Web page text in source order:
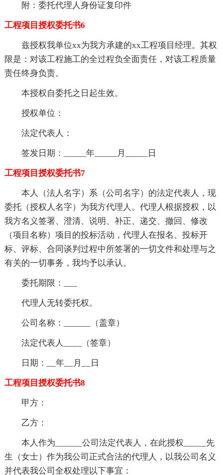
附：委托代理人身份证复印件
工程项目授权委托书6
兹授权我单位xx为我方承建的xx工程项目经理。其权
限是：对该工程施工的全过程负全面责任，对该工程质量
责任终身负责。
本授权自委托之日起生效。
授权单位：
法定代表人：
签发日期：_____年_____月_____日
工程项目授权委托书7
本人（法人名字）系（公司名字）的法定代表人，现
委托（授权人名字）为我方代理人。代理人根据授权，以
我方名义签署、澄清、说明、补正、递交、撤回、修改
（项目名称）项目的投标活动，代理人在报名、投标开
标、评标、合同谈判过程中所签署的一切文件和处理与之
有关的一切事务，我均予以承认。
委托期限：___
代理人无转委托权。
公司名称：______（盖章）
法定代表人____（签章）
日期：__年__月__日
工程项目授权委托书8
甲方：
乙方：
本人作为______公司法定代表人，在此授权_____先
生（女士）作为我公司正式合法的代理人，以我公司名义
并代表我公司全权处理以下事宜：